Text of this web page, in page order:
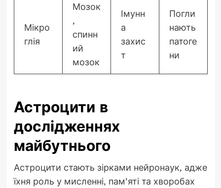
Мікро
глія
Мозок
,
спинн
ий
мозок
Імунн
а
захис
т
Погли
нають
патоге
ни
Астроцити в
дослідженнях
майбутнього
Астроцити стають зірками нейронаук, адже
їхня роль у мисленні, пам’яті та хворобах